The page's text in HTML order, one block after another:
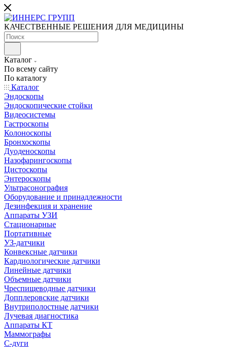
КАЧЕСТВЕННЫЕ РЕШЕНИЯ ДЛЯ МЕДИЦИНЫ
Каталог
По всему сайту
По каталогу
Каталог
Эндоскопы
Эндоскопические стойки
Видеосистемы
Гастроскопы
Колоноскопы
Бронхоскопы
Дуоденоскопы
Назофарингоскопы
Цистоскопы
Энтероскопы
Ультрасонография
Оборудование и принадлежности
Дезинфекция и хранение
Аппараты УЗИ
Стационарные
Портативные
УЗ-датчики
Конвексные датчики
Кардиологические датчики
Линейные датчики
Объемные датчики
Чреспищеводные датчики
Допплеровские датчики
Внутриполостные датчики
Лучевая диагностика
Аппараты КТ
Маммографы
С-дуги